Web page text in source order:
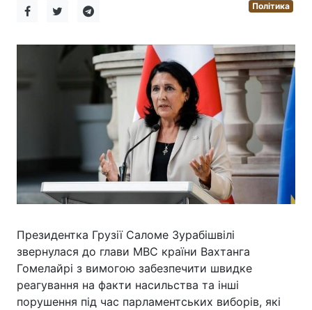
Політика
Президентка Грузії Саломе Зурабішвілі
звернулася до глави МВС країни Вахтанга
Гомелайрі з вимогою забезпечити швидке
реагування на факти насильства та інші
порушення під час парламентських виборів, які